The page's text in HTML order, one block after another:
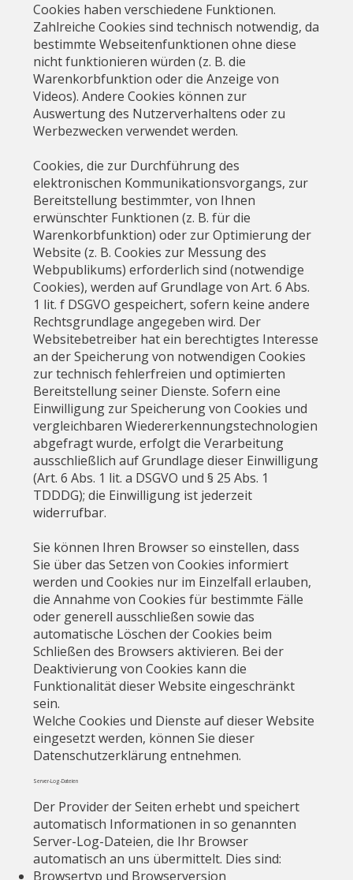
Cookies haben verschiedene Funktionen.
Zahlreiche Cookies sind technisch notwendig, da
bestimmte Webseitenfunktionen ohne diese
nicht funktionieren würden (z. B. die
Warenkorbfunktion oder die Anzeige von
Videos). Andere Cookies können zur
Auswertung des Nutzerverhaltens oder zu
Werbezwecken verwendet werden.
Cookies, die zur Durchführung des
elektronischen Kommunikationsvorgangs, zur
Bereitstellung bestimmter, von Ihnen
erwünschter Funktionen (z. B. für die
Warenkorbfunktion) oder zur Optimierung der
Website (z. B. Cookies zur Messung des
Webpublikums) erforderlich sind (notwendige
Cookies), werden auf Grundlage von Art. 6 Abs.
1 lit. f DSGVO gespeichert, sofern keine andere
Rechtsgrundlage angegeben wird. Der
Websitebetreiber hat ein berechtigtes Interesse
an der Speicherung von notwendigen Cookies
zur technisch fehlerfreien und optimierten
Bereitstellung seiner Dienste. Sofern eine
Einwilligung zur Speicherung von Cookies und
vergleichbaren Wiedererkennungstechnologien
abgefragt wurde, erfolgt die Verarbeitung
ausschließlich auf Grundlage dieser Einwilligung
(Art. 6 Abs. 1 lit. a DSGVO und § 25 Abs. 1
TDDDG); die Einwilligung ist jederzeit
widerrufbar.
Sie können Ihren Browser so einstellen, dass
Sie über das Setzen von Cookies informiert
werden und Cookies nur im Einzelfall erlauben,
die Annahme von Cookies für bestimmte Fälle
oder generell ausschließen sowie das
automatische Löschen der Cookies beim
Schließen des Browsers aktivieren. Bei der
Deaktivierung von Cookies kann die
Funktionalität dieser Website eingeschränkt
sein.
Welche Cookies und Dienste auf dieser Website
eingesetzt werden, können Sie dieser
Datenschutzerklärung entnehmen.
Server-Log-Dateien
Der Provider der Seiten erhebt und speichert
automatisch Informationen in so genannten
Server-Log-Dateien, die Ihr Browser
automatisch an uns übermittelt. Dies sind:
Browsertyp und Browserversion